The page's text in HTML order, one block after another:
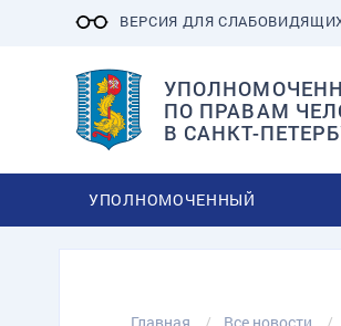
ВЕРСИЯ ДЛЯ
ПО ПРАВАМ
В САНКТ-
УПОЛНОМОЧЕННЫЙ